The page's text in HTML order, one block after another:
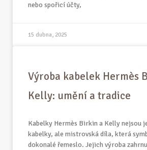
nebo spořicí účty,
15 dubna, 2025
Výroba kabelek Hermès
Kelly: umění a tradice
Kabelky Hermès Birkin a Kelly nejsou
kabelky, ale mistrovská díla, která
dokonalé řemeslo. Jejich výroba